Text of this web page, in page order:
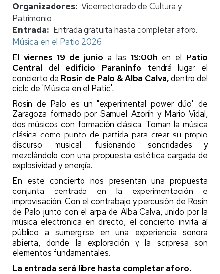
Organizadores Vicerrectorado de Cultura y
Patrimonio
Entrada
Entrada gratuita hasta completar aforo.
Música en el Patio 2026
El viernes 19 de junio a las 19:00h en el Patio
Central del edificio Paraninfo tendrá lugar el
concierto de Rosin de Palo & Alba Calva,dentro del
ciclo de 'Música en el Patio'.
Rosin de Palo es un "experimental power dúo" de
Zaragoza formado por Samuel Azorín y Mario Vidal,
dos músicos con formación clásica. Toman la música
clásica como punto de partida para crear su propio
discurso musical, fusionando sonoridades y
mezclándolo con una propuesta estética cargada de
explosividad y energía.
En este concierto nos presentan una propuesta
conjunta centrada en la experimentación e
improvisación. Con el contrabajo y percusión de Rosin
de Palo junto con el arpa de Alba Calva, unido por la
música electrónica en directo, el concierto invita al
público a sumergirse en una experiencia sonora
abierta, donde la exploración y la sorpresa son
elementos fundamentales.
La entrada será libre hasta completar aforo.